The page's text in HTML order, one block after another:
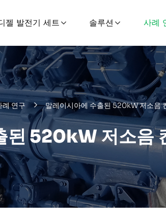
젤 발전기 세트 솔루션 사례
례 연구 말레이시아에 수출된 520kW 저소음
된 520kW 저소음